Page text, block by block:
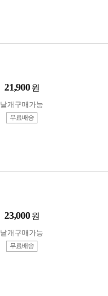
21,900 원
낱개구매가능
무료배송
23,000 원
낱개구매가능
무료배송